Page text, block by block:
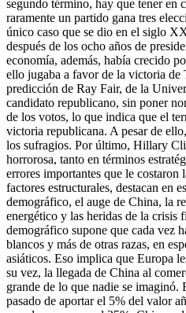
segundo término, hay que tener en
raramente un partido gana tres
único caso que se dio en el siglo
después de los ocho años de
economía, además, había crecido
ello jugaba a favor de la victoria
predicción de Ray Fair, de la
candidato republicano, sin poner
de los votos, lo que indica que el
victoria republicana. A pesar de
los sufragios. Por último, Hillary
horrorosa, tanto en términos
errores importantes que le
factores estructurales, destacan en
demográfico, el auge de China, la
energético y las heridas de la crisis
demográfico supone que cada vez
blancos y más de otras razas, en
asiáticos. Eso implica que Europa
su vez, la llegada de China al
grande de lo que nadie se imaginó.
pasado de aportar el 5% del valor